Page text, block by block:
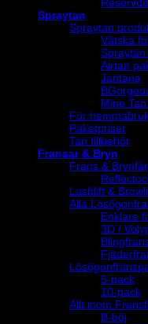
Spraytan
Spraytan
Vätska
Airtan
Jantana
Mine
För
Paketpriser
Tan tillbehör
Fransar & Bryn
Frans &
Lashlift &
Alla
Enklare
3D /
5-pack
10-pack
Allt inom
B-böj